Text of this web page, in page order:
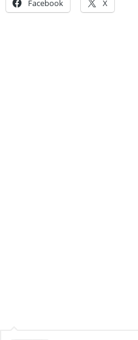
Facebook X